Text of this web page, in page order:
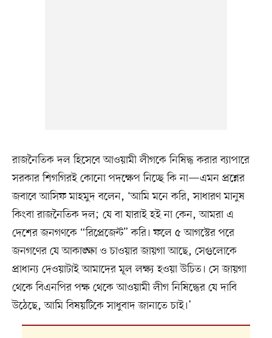
রাজনৈতিক দল হিসেবে আওয়ামী লীগকে নিষিদ্ধ করার ব্যাপারে
সরকার শিগগিরই কোনো পদক্ষেপ নিচ্ছে কি না—এমন প্রশ্নের
জবাবে আসিফ মাহমুদ বলেন, ‘আমি মনে করি, সাধারণ মানুষ
কিংবা রাজনৈতিক দল; যে বা যারাই হই না কেন, আমরা এ
দেশের জনগণকে “রিপ্রেজেন্ট” করি। ফলে ৫ আগস্টের পরে
জনগণের যে আকাঙ্ক্ষা ও চাওয়ার জায়গা আছে, সেগুলোকে
প্রাধান্য দেওয়াটাই আমাদের মূল লক্ষ্য হওয়া উচিত। সে জায়গা
থেকে বিএনপির পক্ষ থেকে আওয়ামী লীগ নিষিদ্ধের যে দাবি
উঠেছে, আমি বিষয়টিকে সাধুবাদ জানাতে চাই।’